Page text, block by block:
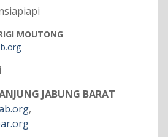
MOUTONG
JABUNG BARAT
,